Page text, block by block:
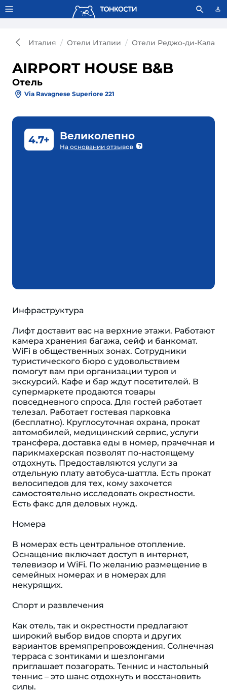
Тонкости используют сookie-файлы. Что это значит?
Италия Отели Италии Отели Реджо-ди-
AIRPORT HOUSE B&B
Отель
Via Ravagnese Superiore 221
4.7+ Великолепно
На основании отзывов
Инфраструктура
Лифт доставит вас на верхние этажи. Работают
камера хранения багажа, сейф и банкомат.
WiFi в общественных зонах. Сотрудники
туристического бюро с удовольствием
помогут вам при организации туров и
экскурсий. Кафе и бар ждут посетителей. В
супермаркете продаются товары
повседневного спроса. Для гостей работает
телезал. Работает гостевая парковка
(бесплатно). Круглосуточная охрана, прокат
автомобилей, медицинский сервис, услуги
трансфера, доставка еды в номер, прачечная и
парикмахерская позволят по-настоящему
отдохнуть. Предоставляются услуги за
отдельную плату автобуса-шаттла. Есть прокат
велосипедов для тех, кому захочется
самостоятельно исследовать окрестности.
Есть факс для деловых нужд.
Номера
В номерах есть центральное отопление.
Оснащение включает доступ в интернет,
телевизор и WiFi. По желанию размещение в
семейных номерах и в номерах для
некурящих.
Спорт и развлечения
Как отель, так и окрестности предлагают
широкий выбор видов спорта и других
вариантов времяпрепровождения. Солнечная
терраса с зонтиками и шезлонгами
приглашает позагорать. Теннис и настольный
теннис – это шанс отдохнуть и восстановить
силы.